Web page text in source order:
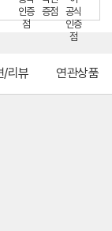
/리뷰 연관상품